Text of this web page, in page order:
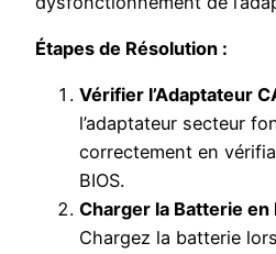
Étapes de Résolution :
Vérifier l’Adaptateur
l’adaptateur secteur
correctement en
BIOS.
Charger la Batterie en
Chargez la batterie